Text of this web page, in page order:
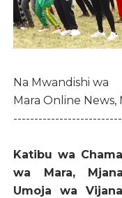
Na Mwandishi wa
Mara Online News,
Katibu wa
wa Mara,
Umoja wa